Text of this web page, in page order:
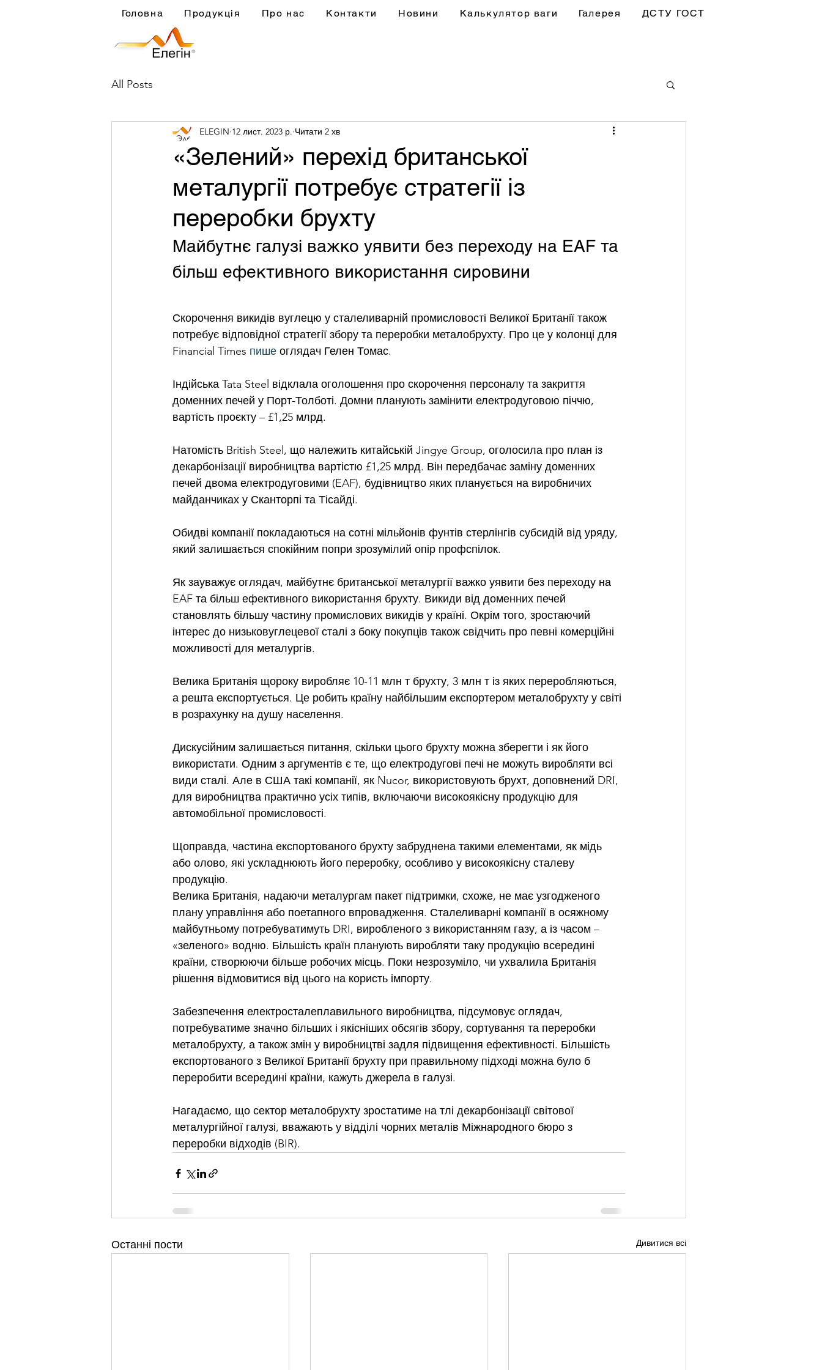
Головна Продукція Про нас Контакти Новини Калькулятор ваги Галерея ДСТУ ГОСТ
All Posts
«Зелений» перехід британської
металургії потребує стратегії із
переробки брухту
ELEGIN 12 лист. 2023 р. Читати 2 хв
Майбутнє галузі важко уявити без переходу на EAF та
більш ефективного використання сировини
Скорочення викидів вуглецю у сталеливарній промисловості Великої Британії також
потребує відповідної стратегії збору та переробки металобрухту. Про це у колонці для
Financial Times пише оглядач Гелен Томас.
Індійська Tata Steel відклала оголошення про скорочення персоналу та закриття
доменних печей у Порт-Толботі. Домни планують замінити електродуговою піччю,
вартість проєкту – £1,25 млрд.
Натомість British Steel, що належить китайській Jingye Group, оголосила про план із
декарбонізації виробництва вартістю £1,25 млрд. Він передбачає заміну доменних
печей двома електродуговими (EAF), будівництво яких планується на виробничих
майданчиках у Сканторпі та Тісайді.
Обидві компанії покладаються на сотні мільйонів фунтів стерлінгів субсидій від уряду,
який залишається спокійним попри зрозумілий опір профспілок.
Як зауважує оглядач, майбутнє британської металургії важко уявити без переходу на
EAF та більш ефективного використання брухту. Викиди від доменних печей
становлять більшу частину промислових викидів у країні. Окрім того, зростаючий
інтерес до низьковуглецевої сталі з боку покупців також свідчить про певні комерційні
можливості для металургів.
Велика Британія щороку виробляє 10-11 млн т брухту, 3 млн т із яких переробляються,
а решта експортується. Це робить країну найбільшим експортером металобрухту у світі
в розрахунку на душу населення.
Дискусійним залишається питання, скільки цього брухту можна зберегти і як його
використати. Одним з аргументів є те, що електродугові печі не можуть виробляти всі
види сталі. Але в США такі компанії, як Nucor, використовують брухт, доповнений DRI,
для виробництва практично усіх типів, включаючи високоякісну продукцію для
автомобільної промисловості.
Щоправда, частина експортованого брухту забруднена такими елементами, як мідь
або олово, які ускладнюють його переробку, особливо у високоякісну сталеву
продукцію.
Велика Британія, надаючи металургам пакет підтримки, схоже, не має узгодженого
плану управління або поетапного впровадження. Сталеливарні компанії в осяжному
майбутньому потребуватимуть DRI, виробленого з використанням газу, а із часом –
«зеленого» водню. Більшість країн планують виробляти таку продукцію всередині
країни, створюючи більше робочих місць. Поки незрозуміло, чи ухвалила Британія
рішення відмовитися від цього на користь імпорту.
Забезпечення електросталеплавильного виробництва, підсумовує оглядач,
потребуватиме значно більших і якісніших обсягів збору, сортування та переробки
металобрухту, а також змін у виробництві задля підвищення ефективності. Більшість
експортованого з Великої Британії брухту при правильному підході можна було б
переробити всередині країни, кажуть джерела в галузі.
Нагадаємо, що сектор металобрухту зростатиме на тлі декарбонізації світової
металургійної галузі, вважають у відділі чорних металів Міжнародного бюро з
переробки відходів (BIR).
Останні пости Дивитися всі